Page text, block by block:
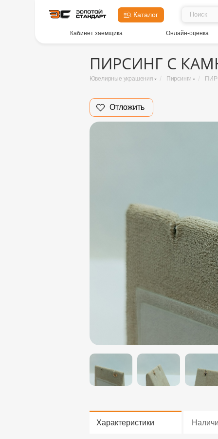
Каталог
Кабинет заемщика Онлайн-оценка
ПИРСИНГ С
Ювелирные украшения / Пирсинги /
Отложить
Характеристики